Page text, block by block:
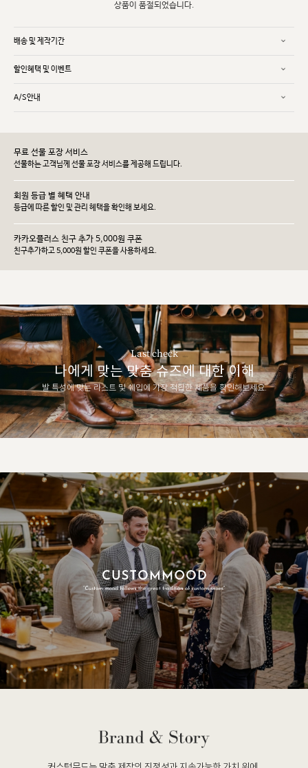
상품이 품절되었습니다.
배송 및 제작기간
할인혜택 및 이벤트
A/S안내
무료 선물 포장 서비스
선물하는 고객님께 선물 포장 서비스를 제공해 드립니다.
회원 등급 별 혜택 안내
등급에 따른 할인 및 관리 헤택을 확인해 보세요.
카카오플러스 친구 추가 5,000원 쿠폰
친구추가하고 5,000원 할인 쿠폰을 사용하세요.
Last check
나에게 맞는 맞춤 슈즈에 대한 이해
발 특성에 맞는 라스트 및 쉐입에 가장 적합한 제품을 확인해보세요.